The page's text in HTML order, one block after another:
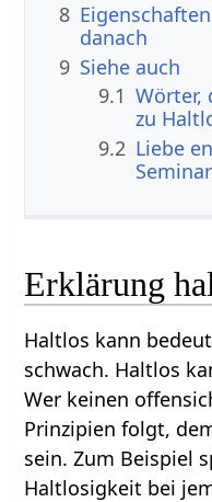
8
danach
9 Siehe auch
9.1 Wörter,
zu
9.2 Liebe
Erklärung
Haltlos kann
schwach. Haltlos
Wer keinen
Prinzipien folgt,
sein. Zum Beispiel
Haltlosigkeit bei